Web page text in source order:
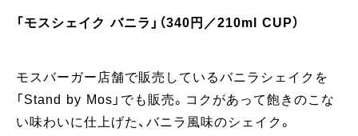
「モスシェイク バニラ」（340円／210ml CUP）
モスバーガー店舗で販売しているバニラシェイクを
「Stand by Mos」でも販売。コクがあって飽きのこな
い味わいに仕上げた、バニラ風味のシェイク。